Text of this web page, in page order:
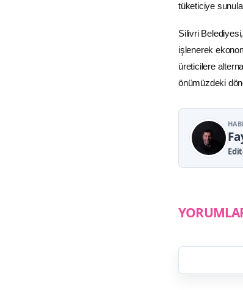
tüketiciye
Silivri
işlenerek
üreticilere
önümüzdeki